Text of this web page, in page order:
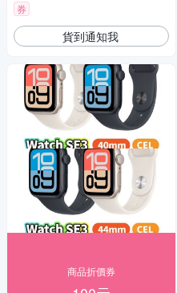
券
貨到通知我
商品折價券